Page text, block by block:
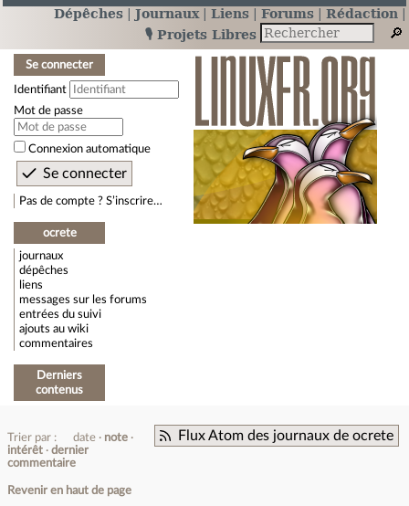
Dépêches Journaux Liens Forums
Rédaction
🎙️ Projets Libres
Se connecter
Identifiant
Mot de passe
Connexion automatique
Pas de compte ? S’inscrire…
ocrete
journaux
dépêches
liens
messages sur les forums
entrées du suivi
ajouts au wiki
commentaires
Derniers
contenus
Flux Atom des journaux de ocrete
Trier par : date
note
intérêt
dernier
commentaire
Revenir en haut de page